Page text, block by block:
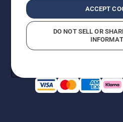
vejledende udsalgspriser
Bekendtgørelse vedr.
Rapporter
ACCEPT
DO NOT SELL OR